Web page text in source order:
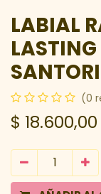
LABIAL
(0
$ 18.600,00